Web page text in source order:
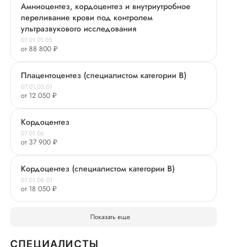
Амниоцентез, кордоцентез и внутриутробное
переливание крови под контролем
ультразвукового исследования
07.01.01.05
от 88 800 ₽
Плацентоцентез (специалистом категории В)
07.01.05.01
от 12 050 ₽
Кордоцентез
07.01.06
от 37 900 ₽
Кордоцентез (специалистом категории В)
07.01.06.01
от 18 050 ₽
Показать еще
СПЕЦИАЛИСТЫ